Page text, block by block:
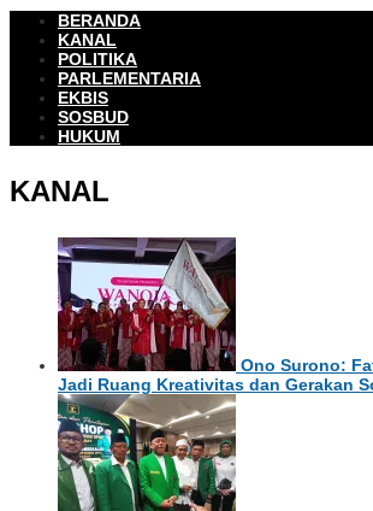
BERANDA
KANAL
POLITIKA
PARLEMENTARIA
EKBIS
SOSBUD
HUKUM
KANAL
Ono Surono:
Jadi Ruang Kreativitas dan Gerakan